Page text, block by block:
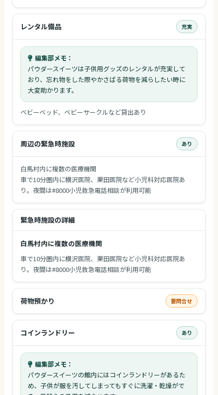
レンタル備品 充実
編集部メモ：
パウダースイーツは子供用グッズのレンタルが充実して
おり、忘れ物をした際やかさばる荷物を減らしたい時に
大変助かります。
ベビーベッド、ベビーサークルなど貸出あり
周辺の緊急時施設 あり
白馬村内に複数の医療機関
車で10分圏内に横沢医院、栗田医院など小児科対応医院あ
り。夜間は#8000小児救急電話相談が利用可能
緊急時施設の詳細
白馬村内に複数の医療機関
車で10分圏内に横沢医院、栗田医院など小児科対応医院あ
り。夜間は#8000小児救急電話相談が利用可能
荷物預かり 要問合せ
コインランドリー あり
編集部メモ：
パウダースイーツの館内にはコインランドリーがあるた
め、子供が服を汚してしまってもすぐに洗濯・乾燥がで